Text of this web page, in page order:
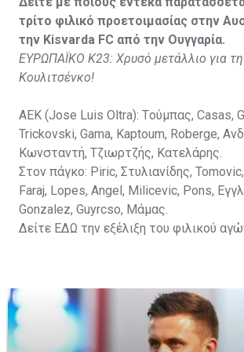
Vida, Otvos, Lucas, Camas, Mesanovic.
τρίτο φιλικό προετοιμασίας στην
την Kisvarda FC από την Ουγγαρία.
ΕΥΡΩΠΑΪΚΟ Κ23: Χρυσό μετάλλιο για
Κουλιτσένκο!
ΑΕΚ (Jose Luis Oltra): Tούμπας, Casas,
Trickovski, Gama, Κaptoum, Roberge,
Κωνσταντή, Τζιωρτζής, Κατελάρης.
Στον πάγκο: Piric, Στυλιανίδης,
Faraj, Lopes, Angel, Milicevic, Pons,
Gonzalez, Guyrcso, Μάμας.
Δείτε ΕΔΩ την εξέλιξη του φιλικού